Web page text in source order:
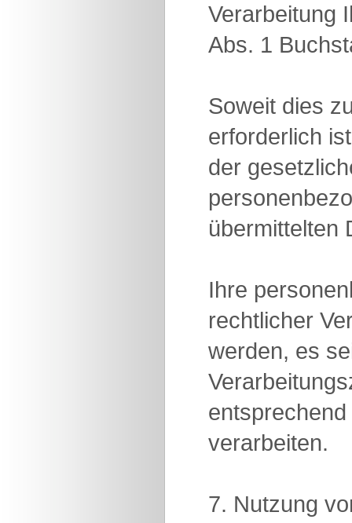
Verarbeitung
Abs. 1
Soweit dies
erforderlich
der
übermittelten
Ihre
rechtlicher
werden, es
verarbeiten.
7. Nutzung